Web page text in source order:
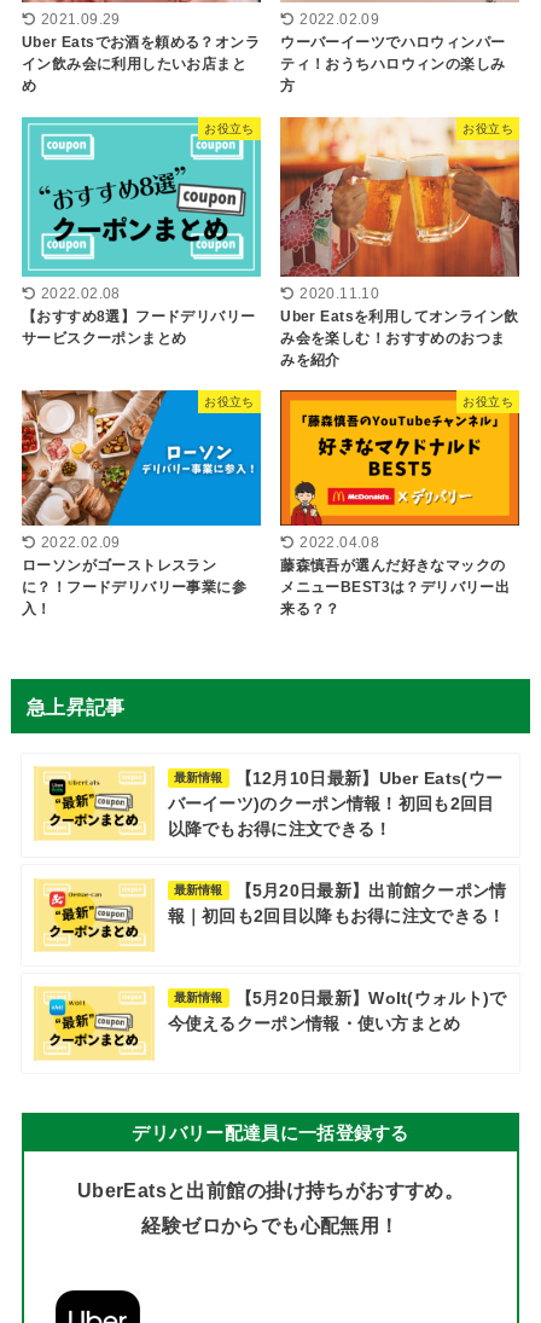
2021.09.29
Uber Eatsでお酒を頼める？オンラ
イン飲み会に利用したいお店まと
め
2022.02.09
ウーバーイーツでハロウィンパー
ティ！おうちハロウィンの楽しみ
方
お役立ち
2022.02.08
【おすすめ8選】フードデリバリー
サービスクーポンまとめ
お役立ち
2020.11.10
Uber Eatsを利用してオンライン飲
み会を楽しむ！おすすめのおつま
みを紹介
お役立ち
2022.02.09
ローソンがゴーストレスラン
に？！フードデリバリー事業に参
入！
お役立ち
2022.04.08
藤森慎吾が選んだ好きなマックの
メニューBEST3は？デリバリー出
来る？？
急上昇記事
最新情報
【12月10日最新】Uber Eats(ウー
バーイーツ)のクーポン情報！初回も2回目
以降でもお得に注文できる！
最新情報
【5月20日最新】出前館クーポン情
報｜初回も2回目以降もお得に注文できる！
最新情報
【5月20日最新】Wolt(ウォルト)で
今使えるクーポン情報・使い方まとめ
デリバリー配達員に一括登録する
UberEatsと出前館の掛け持ちがおすすめ。
経験ゼロからでも心配無用！